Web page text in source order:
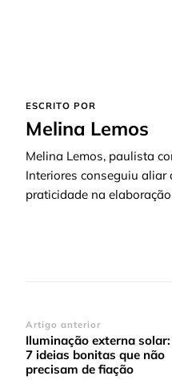
ESCRITO POR
Melina Lemos
Melina Lemos, paulista
Interiores conseguiu aliar
praticidade na
Navegação
de
post
Artigo anterior
Iluminação externa solar:
7 ideias bonitas que não
precisam de fiação